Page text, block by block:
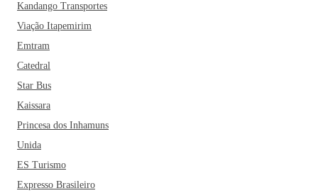
Kandango Transportes
Viação Itapemirim
Emtram
Catedral
Star Bus
Kaissara
Princesa dos Inhamuns
Unida
ES Turismo
Expresso Brasileiro